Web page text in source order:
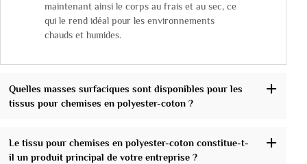
maintenant ainsi le corps au frais et au sec, ce
qui le rend idéal pour les environnements
chauds et humides.
Quelles masses surfaciques sont disponibles pour les
tissus pour chemises en polyester-coton ?
Le tissu pour chemises en polyester-coton constitue-t-
il un produit principal de votre entreprise ?